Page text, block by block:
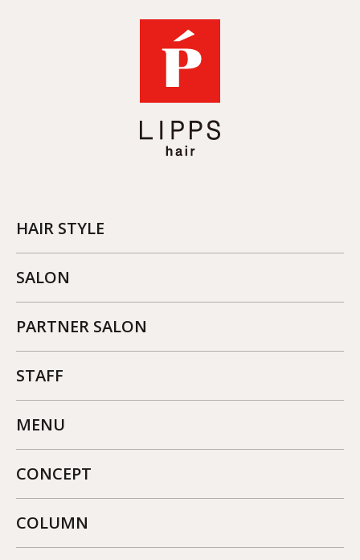
HAIR STYLE
SALON
PARTNER SALON
STAFF
MENU
CONCEPT
COLUMN